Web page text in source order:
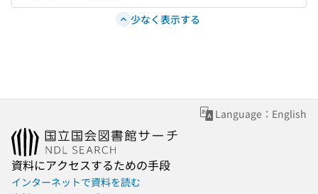
少なく表示する
Language：English
資料にアクセスするための手段
インターネットで資料を読む